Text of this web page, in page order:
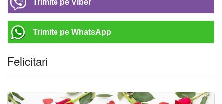
Trimite pe Viber
Trimite pe WhatsApp
Felicitari